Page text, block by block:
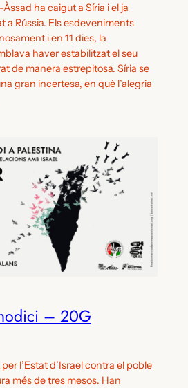
ha caigut a Síria i el ja
a Rússia. Els esdeveniments
i en 11 dies, la
haver estabilitzat el seu
de manera estrepitosa. Síria se
gran incertesa, en què l’alegria
– 20G
l’Estat d’Israel contra el poble
més de tres mesos. Han